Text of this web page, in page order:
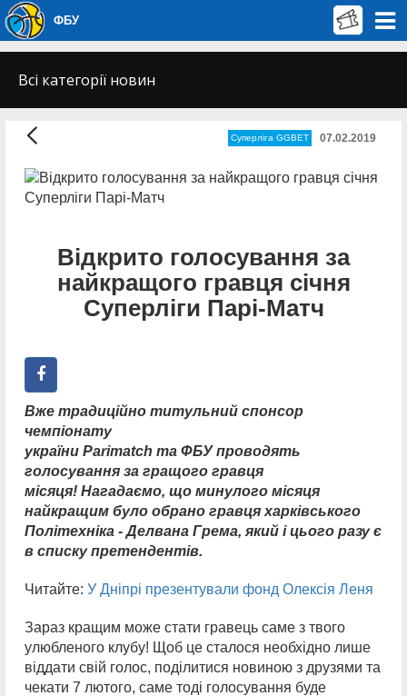
ФБУ
Всі категорії новин
Суперліга GGBET 07.02.2019
Відкрито голосування за
найкращого гравця січня
Суперліги Парі-Матч
Вже традиційно титульний спонсор
чемпіонату
україни Parimatch та ФБУ проводять
голосування за гращого гравця
місяця! Нагадаємо, що минулого місяця
найкращим було обрано гравця харківського
Політехніка - Делвана Грема, який і цього разу є
в списку претендентів.
Читайте: У Дніпрі презентували фонд Олексія Леня
Зараз кращим може стати гравець саме з твого
улюбленого клубу! Щоб це сталося необхідно лише
віддати свій голос, поділитися новиною з друзями та
чекати 7 лютого, саме тоді голосування буде